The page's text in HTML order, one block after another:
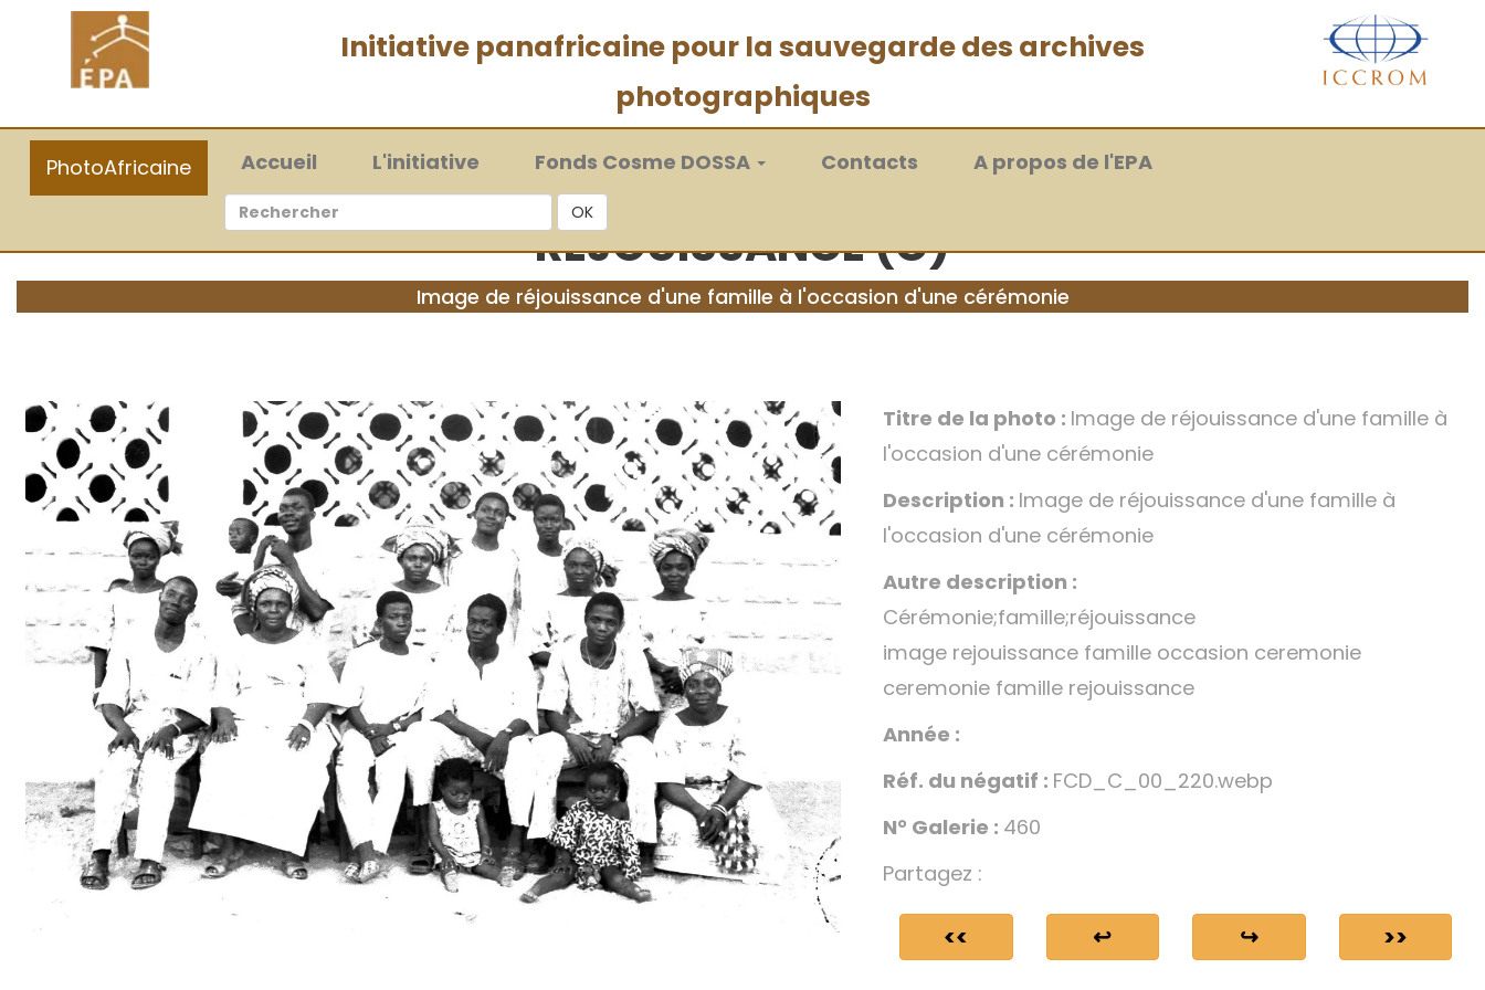
Initiative panafricaine pour la sauvegarde des archives
photographiques
PhotoAfricaine Accueil(current)L'initiative Fonds Cosme DOSSA Contacts A propos de l'EPA
OK
RÉJOUISSANCE (C)
Image de réjouissance d'une famille à l'occasion d'une cérémonie
Titre de la photo : Image de réjouissance d'une famille à
l'occasion d'une cérémonie
Description : Image de réjouissance d'une famille à
l'occasion d'une cérémonie
Autre description :
Cérémonie;famille;réjouissance
image rejouissance famille occasion ceremonie
ceremonie famille rejouissance
Année :
Réf. du négatif : FCD_C_00_220.webp
N° Galerie : 460
Partagez :
<< ↩ ↪ >>